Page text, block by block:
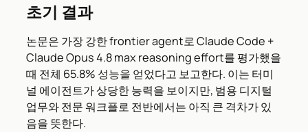
초기 결과
논문은 가장 강한 frontier agent로 Claude Code +
Claude Opus 4.8 max reasoning effort를 평가했을
때 전체 65.8% 성능을 얻었다고 보고한다. 이는 터미
널 에이전트가 상당한 능력을 보이지만, 범용 디지털
업무와 전문 워크플로 전반에서는 아직 큰 격차가 있
음을 뜻한다.